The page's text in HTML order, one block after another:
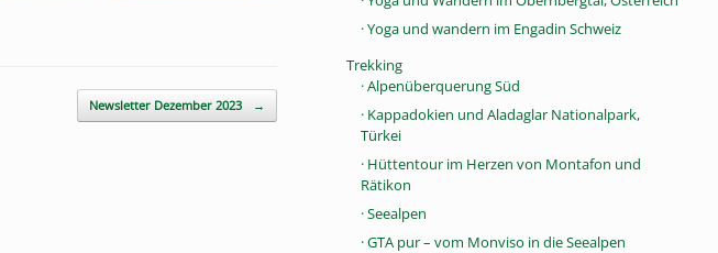
Newsletter Dezember 2023 →
· Yoga und wandern im Engadin Schweiz
Trekking
· Alpenüberquerung Süd
· Kappadokien und Aladaglar Nationalpark,
Türkei
· Hüttentour im Herzen von Montafon und
Rätikon
· Seealpen
· GTA pur – vom Monviso in die Seealpen